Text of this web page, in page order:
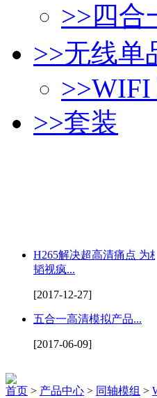
>>四合
>>无线单
>>WIFI
>>套装
H265解决超高清痛点 为
韬视疯...
[2017-12-27]
五合一高清模拟产品...
[2017-06-09]
首页 > 产品中心 > 同轴模组 >